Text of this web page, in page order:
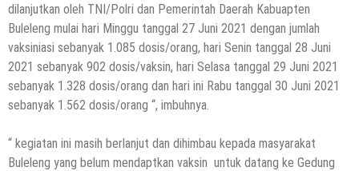
dilanjutkan oleh TNI/Polri dan Pemerintah Daerah Kabuapten
Buleleng mulai hari Minggu tanggal 27 Juni 2021 dengan jumlah
vaksiniasi sebanyak 1.085 dosis/orang, hari Senin tanggal 28 Juni
2021 sebanyak 902 dosis/vaksin, hari Selasa tanggal 29 Juni 2021
sebanyak 1.328 dosis/orang dan hari ini Rabu tanggal 30 Juni 2021
sebanyak 1.562 dosis/orang “, imbuhnya.
“ kegiatan ini masih berlanjut dan dihimbau kepada masyarakat
Buleleng yang belum mendaptkan vaksin untuk datang ke Gedung